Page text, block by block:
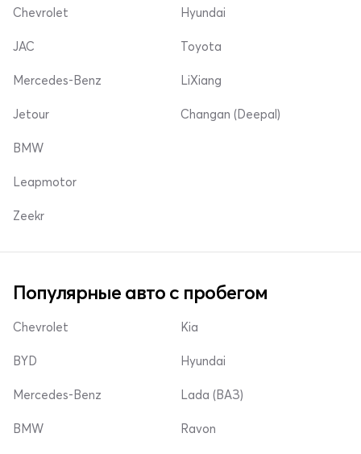
Chevrolet Hyundai
JAC
Mercedes-Benz
Jetour
Toyota
LiXiang
Changan (Deepal)
BMW
Leapmotor
Zeekr
Популярные авто с пробегом
Chevrolet
BYD
Mercedes-Benz
Kia
Hyundai
Lada (ВАЗ)
BMW Ravon